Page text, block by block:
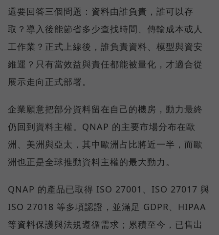
還要回答三個問題：資料由誰負責，誰可以存
取？導入後能節省多少查找時間、傳輸成本或人
工作業？正式上線後，誰負責資料、模型與資安
維運？只有當效益與責任都能被量化，才適合從
展示走向正式部署。
企業願意把部分資料留在自己的機房，動力最終
仍回到資料主權。QNAP 的主要市場分布在歐
洲、美洲與亞太，其中歐洲占比將近一半，而歐
洲也正是全球推動資料主權的最大動力。
QNAP 的產品已取得 ISO 27001、ISO 27017 與
ISO 27018 等多項認證，並滿足 GDPR、HIPAA
等資料保護與法規遵循需求；累積至今，已售出